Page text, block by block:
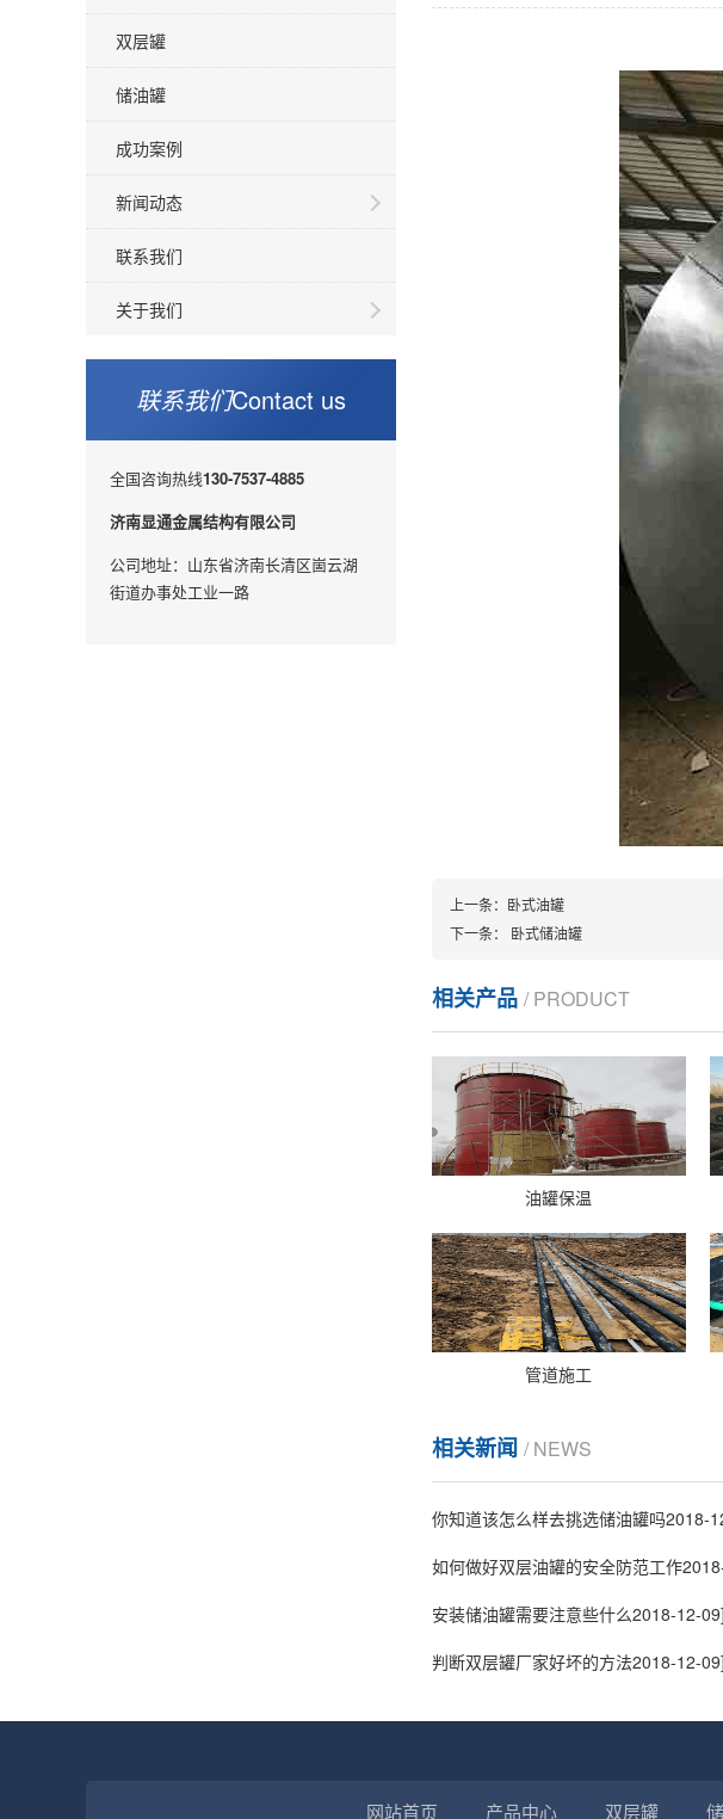
双层罐
储油罐
成功案例
新闻动态
联系我们
关于我们
联系我们Contact us
全国咨询热线130-7537-4885
济南显通金属结构有限公司
公司地址：山东省济南长清区崮云湖
街道办事处工业一路
上一条： 卧式油罐
下一条：
卧式储油罐
相关产品 / PRODUCT
油罐保温
管道施工
相关新闻 / NEWS
你知道该怎么样去挑选储油罐吗2018-
如何做好双层油罐的安全防范工作
安装储油罐需要注意些什么2018-12-09]
判断双层罐厂家好坏的方法2018-12-09]
网站首页 产品中心 双层罐